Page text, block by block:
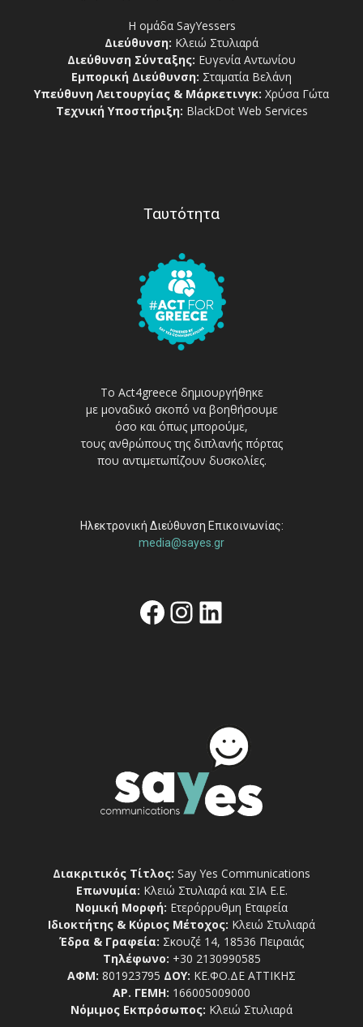
Η ομάδα SayYessers
Διεύθυνση: Κλειώ Στυλιαρά
Διεύθυνση Σύνταξης: Ευγενία Αντωνίου
Εμπορική Διεύθυνση: Σταματία Βελάνη
Υπεύθυνη Λειτουργίας & Μάρκετινγκ: Χρύσα Γώτα
Τεχνική Υποστήριξη: BlackDot Web Services
Ταυτότητα
Το Act4greece δημιουργήθηκε
με μοναδικό σκοπό να βοηθήσουμε
όσο και όπως μπορούμε,
τους ανθρώπους της διπλανής πόρτας
που αντιμετωπίζουν δυσκολίες.
Ηλεκτρονική Διεύθυνση Επικοινωνίας:
media@sayes.gr
Facebook
Instagram
Linkedin
Διακριτικός Τίτλος: Say Yes Communications
Επωνυμία: Κλειώ Στυλιαρά και ΣΙΑ Ε.Ε.
Νομική Μορφή: Ετερόρρυθμη Εταιρεία
Ιδιοκτήτης & Κύριος Μέτοχος: Κλειώ Στυλιαρά
Έδρα & Γραφεία: Σκουζέ 14, 18536 Πειραιάς
Τηλέφωνο: +30 2130990585
ΑΦΜ: 801923795 ΔΟΥ: ΚΕ.ΦΟ.ΔΕ ΑΤΤΙΚΗΣ
ΑΡ. ΓΕΜΗ: 166005009000
Νόμιμος Εκπρόσωπος: Κλειώ Στυλιαρά